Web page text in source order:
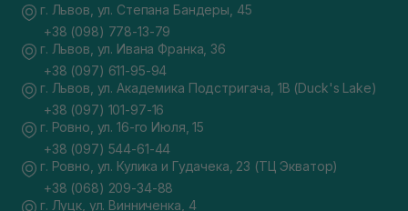
г. Львов, ул. Степана Бандеры, 45
+38 (098) 778-13-79
г. Львов, ул. Ивана Франка, 36
+38 (097) 611-95-94
г. Львов, ул. Академика Подстригача, 1В (Duck's Lake)
+38 (097) 101-97-16
г. Ровно, ул. 16-го Июля, 15
+38 (097) 544-61-44
г. Ровно, ул. Кулика и Гудачека, 23 (ТЦ Экватор)
+38 (068) 209-34-88
г. Луцк, ул. Винниченка, 4